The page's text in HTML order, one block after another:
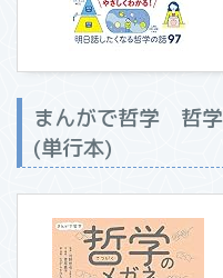
まんがで哲学 哲
(単行本)